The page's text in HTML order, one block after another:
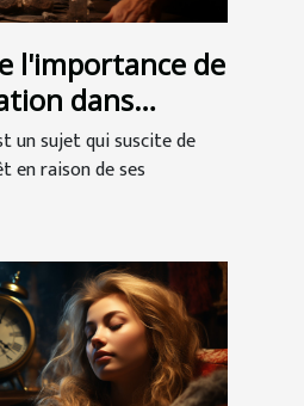
l'importance de
dans
un sujet qui suscite de
en raison de ses